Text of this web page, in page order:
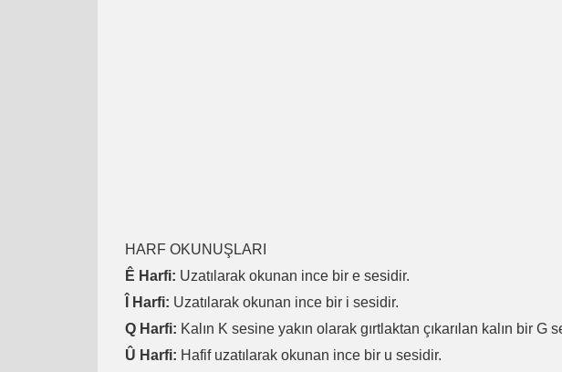
HARF OKUNUŞLARI
Ê Harfi: Uzatılarak okunan ince bir e sesidir.
Î Harfi: Uzatılarak okunan ince bir i sesidir.
Q Harfi: Kalın K sesine yakın olarak gırtlaktan çıkarılan kalın bir G
Û Harfi: Hafif uzatılarak okunan ince bir u sesidir.